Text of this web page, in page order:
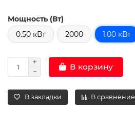
Мощность (Вт)
0.50 кВт
2000 1.00 кВт
В корзину
В закладки В сравнение